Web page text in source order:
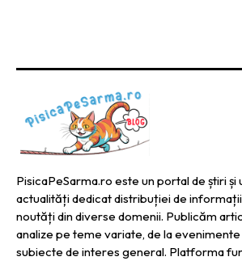
PisicaPeSarma.ro este un portal de știri și
actualități dedicat distribuției de
noutăți din diverse domenii. Publicăm
analize pe teme variate, de la
subiecte de interes general. Platforma